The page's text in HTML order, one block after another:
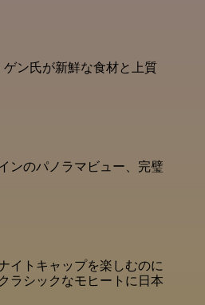
ン氏が新鮮な食材と上質
ンのパノラマビュー、完璧
イトキャップを楽しむのに
ラシックなモヒートに日本